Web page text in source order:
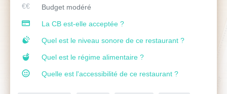
Budget modéré
La CB est-elle acceptée ?
Quel est le niveau sonore de ce restaurant ?
Quel est le régime alimentaire ?
Quelle est l'accessibilité de ce restaurant ?